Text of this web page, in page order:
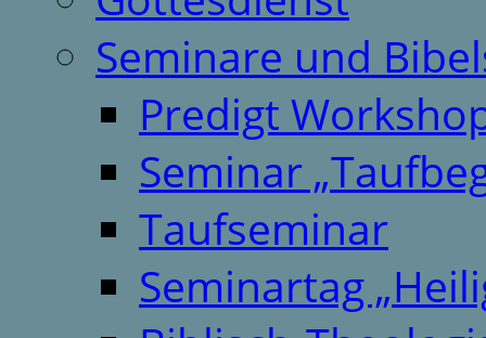
Seminare und
Predigt
Seminar
Taufseminar
Seminartag